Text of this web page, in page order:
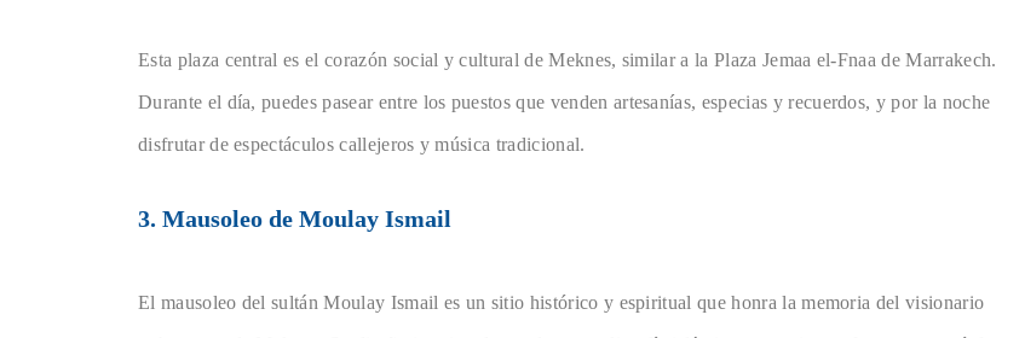
Esta plaza central es el corazón social y cultural de Meknes, similar a la Plaza Jemaa el-Fnaa de Marrakech.
Durante el día, puedes pasear entre los puestos que venden artesanías, especias y recuerdos, y por la noche
disfrutar de espectáculos callejeros y música tradicional.
3. Mausoleo de Moulay Ismail
El mausoleo del sultán Moulay Ismail es un sitio histórico y espiritual que honra la memoria del visionario